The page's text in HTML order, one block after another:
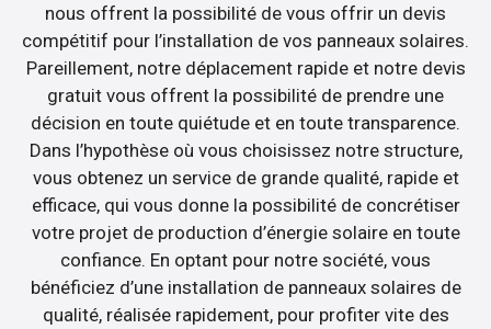
nous offrent la possibilité de vous offrir un devis
compétitif pour l’installation de vos panneaux solaires.
Pareillement, notre déplacement rapide et notre devis
gratuit vous offrent la possibilité de prendre une
décision en toute quiétude et en toute transparence.
Dans l’hypothèse où vous choisissez notre structure,
vous obtenez un service de grande qualité, rapide et
efficace, qui vous donne la possibilité de concrétiser
votre projet de production d’énergie solaire en toute
confiance. En optant pour notre société, vous
bénéficiez d’une installation de panneaux solaires de
qualité, réalisée rapidement, pour profiter vite des